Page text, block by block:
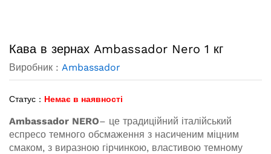
Кава в зернах Ambassador Nero 1 кг
Виробник : Ambassador
Статус : Немає в наявності
Ambassador NERO– це традиційний італійський
еспресо темного обсмаження з насиченим міцним
смаком, з виразною гірчинкою, властивою темному